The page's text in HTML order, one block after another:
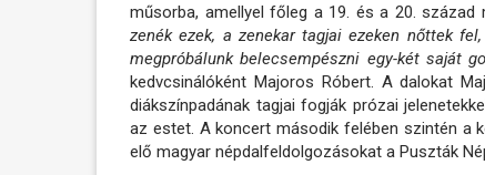
műsorba, amellyel főleg a 19. és a 20. század
zenék ezek, a zenekar tagjai ezeken nőttek
megpróbálunk belecsempészni egy-két saját
kedvcsinálóként Majoros Róbert. A dalokat
diákszínpadának tagjai fogják prózai
az estet. A koncert második felében szintén a
elő magyar népdalfeldolgozásokat a Puszták